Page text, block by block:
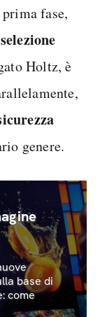
fase,
selezione
Holtz, è
genere.
base di
come